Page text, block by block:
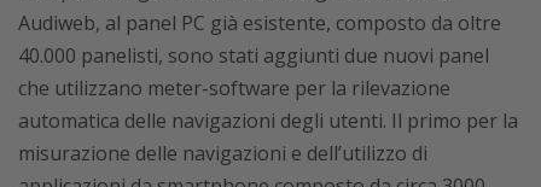
Audiweb, al panel PC già esistente, composto da oltre
40.000 panelisti, sono stati aggiunti due nuovi panel
che utilizzano meter-software per la rilevazione
automatica delle navigazioni degli utenti. Il primo per la
misurazione delle navigazioni e dell’utilizzo di